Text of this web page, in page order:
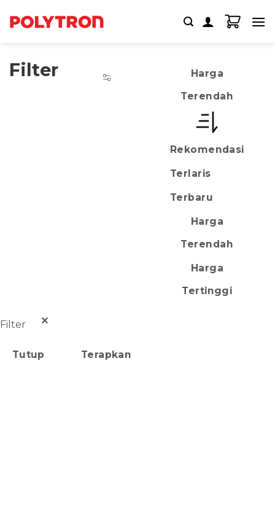
Filter
Harga
Terendah
Rekomendasi
Terlaris
Terbaru
Harga
Terendah
Harga
Tertinggi
Filter ✕
Tutup Terapkan